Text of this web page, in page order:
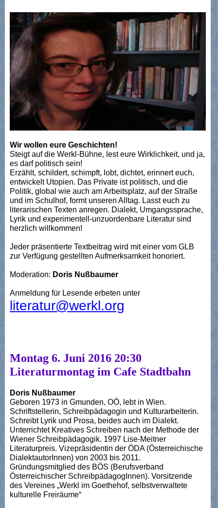
Wir wollen eure Geschichten!
Steigt auf die Werkl-Bühne, lest eure Wirklichkeit, und ja,
es darf politisch sein!
Erzählt, schildert, schimpft, lobt, dichtet, erinnert euch,
entwickelt Utopien. Das Private ist politisch, und die
Politik, global wie auch am Arbeitsplatz, auf der Straße
und im Schulhof, formt unseren Alltag. Lasst euch zu
literarischen Texten anregen. Dialekt, Umgangssprache,
Lyrik und experimentell-unzuordenbare Literatur sind
herzlich willkommen!
Jeder präsentierte Textbeitrag wird mit einer vom GLB
zur Verfügung gestellten Aufmerksamkeit honoriert.
Moderation: Doris Nußbaumer
Anmeldung für Lesende erbeten unter
literatur@werkl.org
Montag 6. Juni 2016 20:30
Literaturmontag im Cafe Stadtbahn
Doris Nußbaumer
Geboren 1973 in Gmunden, OÖ, lebt in Wien.
Schriftstellerin, Schreibpädagogin und Kulturarbeiterin.
Schreibt Lyrik und Prosa, beides auch im Dialekt.
Unterrichtet Kreatives Schreiben nach der Methode der
Wiener Schreibpädagogik. 1997 Lise-Meitner
Literaturpreis. Vizepräsidentin der ÖDA (Österreichische
DialektautorInnen) von 2003 bis 2011.
Gründungsmitglied des BÖS (Berufsverband
Österreichischer SchreibpädagogInnen). Vorsitzende
des Vereines „Werkl im Goethehof, selbstverwaltete
kulturelle Freiräume“